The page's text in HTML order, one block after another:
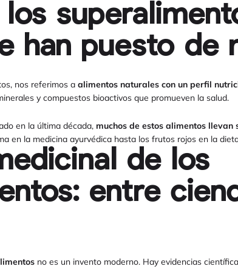
han puesto de
nos referimos a alimentos naturales con un perfil
y compuestos bioactivos que promueven la salud.
en la última década, muchos de estos alimentos llevan
en la medicina ayurvédica hasta los frutos rojos en la
de los
entre
no es un invento moderno. Hay evidencias